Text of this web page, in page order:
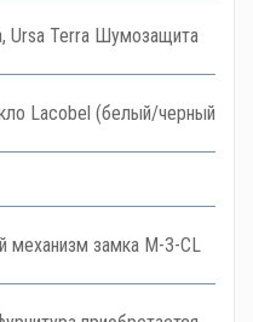
Ursa Terra Шумозащита
Lacobel (белый/черный
механизм замка M-3-CL